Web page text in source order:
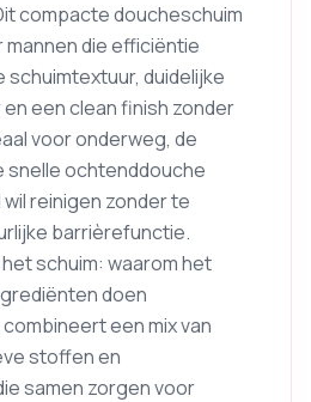
compacte doucheschuim
die efficiëntie
schuimtextuur, duidelijke
een clean finish zonder
voor onderweg, de
ochtenddouche
reinigen zonder te
barrièrefunctie.
schuim: waarom het
doen
een mix van
stoffen en
samen zorgen voor